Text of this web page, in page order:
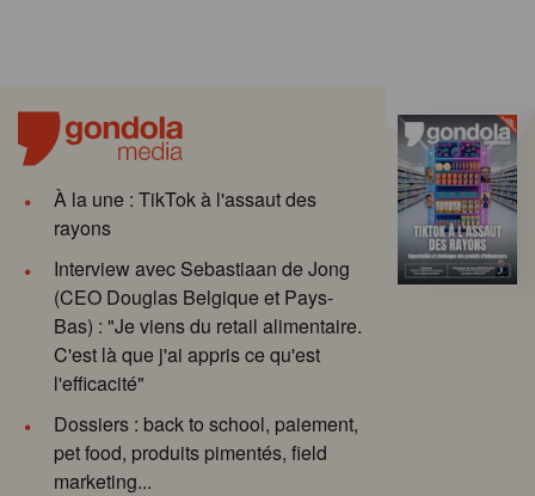
À la une : TikTok à l'assaut des
rayons
Interview avec Sebastiaan de Jong
(CEO Douglas Belgique et Pays-
Bas) : "Je viens du retail alimentaire.
C'est là que j'ai appris ce qu'est
l'efficacité"
Dossiers : back to school, paiement,
pet food, produits pimentés, field
marketing...